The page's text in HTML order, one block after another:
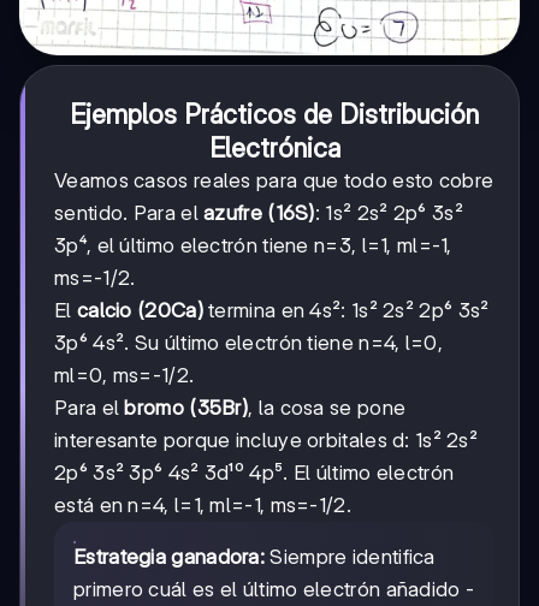
Ejemplos Prácticos de Distribución
Electrónica
Veamos casos reales para que todo esto cobre
sentido. Para elazufre (16S): 1s² 2s² 2p⁶ 3s²
3p⁴, el último electrón tiene n=3, l=1, ml=-1,
ms=-1/2.
El calcio (20Ca)termina en 4s²: 1s² 2s² 2p⁶ 3s²
3p⁶ 4s². Su último electrón tiene n=4, l=0,
ml=0, ms=-1/2.
Para el bromo (35Br), la cosa se pone
interesante porque incluye orbitales d: 1s² 2s²
2p⁶ 3s² 3p⁶ 4s² 3d¹⁰ 4p⁵. El último electrón
está en n=4, l=1, ml=-1, ms=-1/2.
Estrategia ganadora: Siempre identifica
primero cuál es el último electrón añadido -